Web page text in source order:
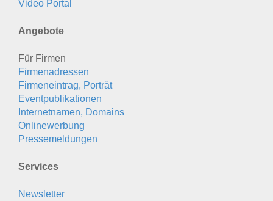
Video Portal
Angebote
Für Firmen
Firmenadressen
Firmeneintrag, Porträt
Eventpublikationen
Internetnamen, Domains
Onlinewerbung
Pressemeldungen
Services
Newsletter